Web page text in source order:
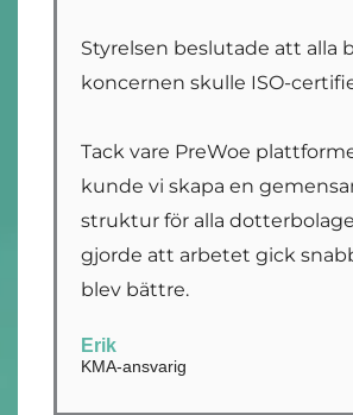
Styrelsen beslutade att alla
koncernen skulle ISO-
Tack vare PreWoe
kunde vi skapa en
struktur för alla
gjorde att arbetet gick
blev bättre.
Erik
KMA-ansvarig